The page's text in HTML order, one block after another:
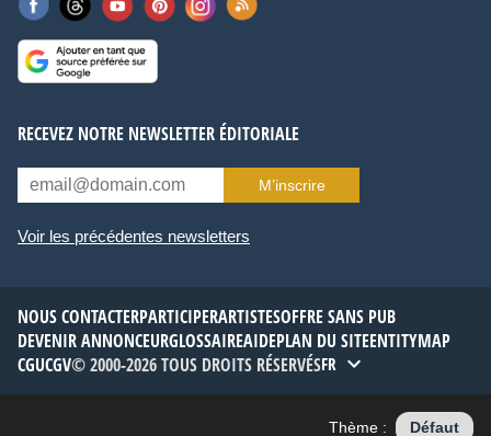
RECEVEZ NOTRE NEWSLETTER ÉDITORIALE
M’inscrire
Voir les précédentes newsletters
NOUS CONTACTERPARTICIPERARTISTESOFFRE SANS PUB
DEVENIR ANNONCEURGLOSSAIREAIDEPLAN DU SITEENTITYMAP
CGUCGV© 2000-2026 TOUS DROITS RÉSERVÉSFR
Thème : Défaut